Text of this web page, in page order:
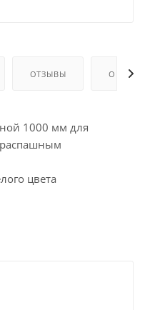
ОТЗЫВЫ ОПЛАТА
1000 мм для
цвета